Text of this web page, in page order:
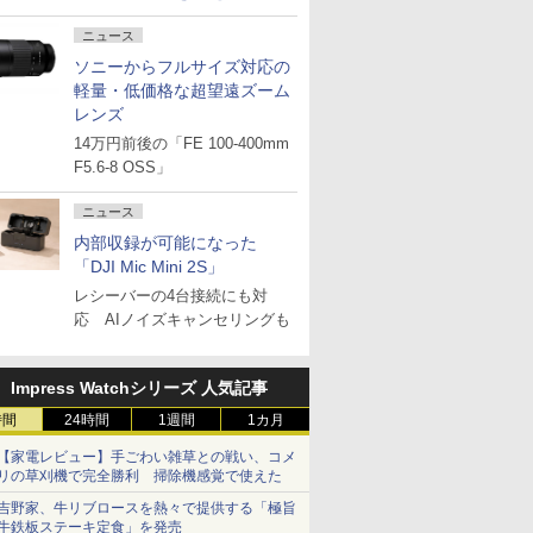
ニュース
ソニーからフルサイズ対応の
軽量・低価格な超望遠ズーム
レンズ
14万円前後の「FE 100-400mm
F5.6-8 OSS」
ニュース
内部収録が可能になった
「DJI Mic Mini 2S」
レシーバーの4台接続にも対
応 AIノイズキャンセリングも
Impress Watchシリーズ 人気記事
24時間 1週間 1カ月
家電レビュー】手ごわい雑草との戦い、コメ
の草刈機で完全勝利 掃除機感覚で使えた
野家、牛リブロースを熱々で提供する「極旨
鉄板ステーキ定食」を発売